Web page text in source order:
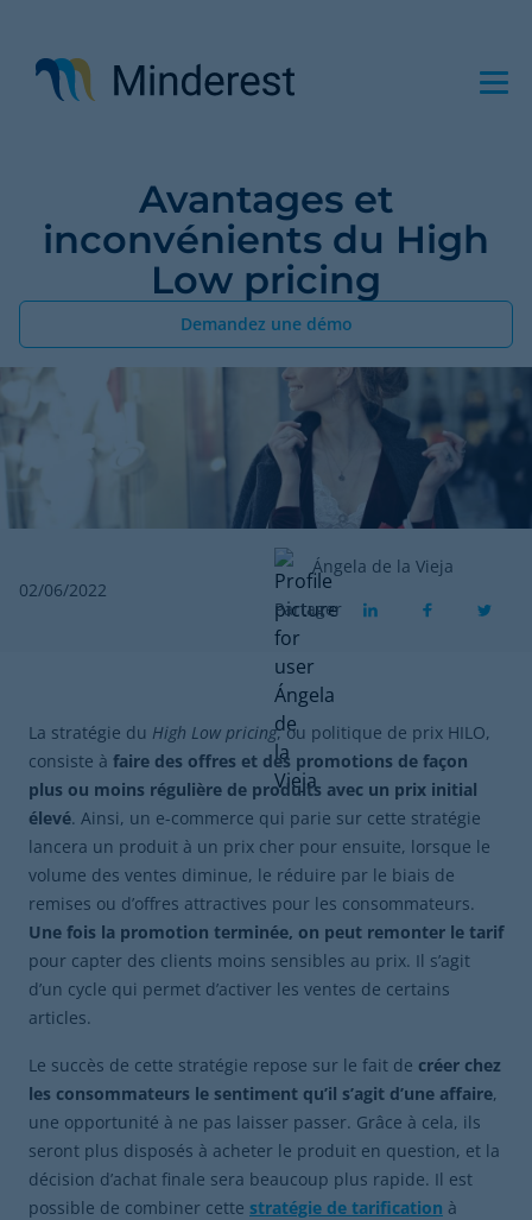
contenu
principal
Avantages et
inconvénients du High
Low pricing
Demandez une démo
02/06/2022
Ángela de la Vieja
Partager
La stratégie du High Low pricing, ou politique de prix HILO,
consiste à faire des offres et des promotions de façon
plus ou moins régulière de produits avec un prix initial
élevé. Ainsi, un e-commerce qui parie sur cette stratégie
lancera un produit à un prix cher pour ensuite, lorsque le
volume des ventes diminue, le réduire par le biais de
remises ou d’offres attractives pour les consommateurs.
Une fois la promotion terminée, on peut remonter le tarif
pour capter des clients moins sensibles au prix. Il s’agit
d’un cycle qui permet d’activer les ventes de certains
articles.
Le succès de cette stratégie repose sur le fait de créer chez
les consommateurs le sentiment qu’il s’agit d’une affaire,
une opportunité à ne pas laisser passer. Grâce à cela, ils
seront plus disposés à acheter le produit en question, et la
décision d’achat finale sera beaucoup plus rapide. Il est
possible de combiner cette stratégie de tarification à